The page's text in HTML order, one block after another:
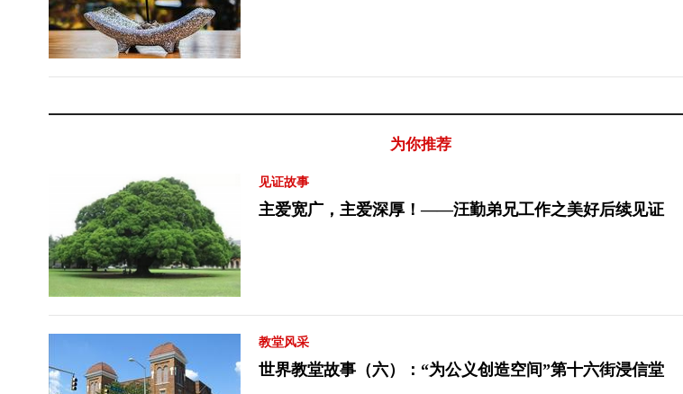
为你推荐
见证故事
主爱宽广，主爱深厚！——汪勤弟兄工作之美好后续见证
教堂风采
世界教堂故事（六）：“为公义创造空间”第十六街浸信堂